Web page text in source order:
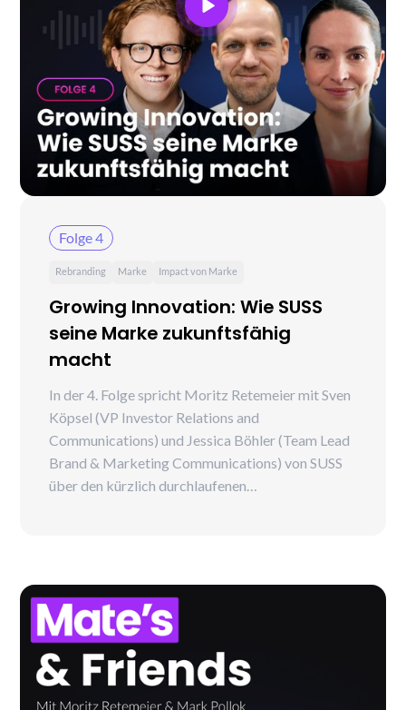
Folge 4
Rebranding Marke Impact von Marke
Growing Innovation: Wie SUSS
seine Marke zukunftsfähig
macht
In der 4. Folge spricht Moritz Retemeier mit Sven
Köpsel (VP Investor Relations and
Communications) und Jessica Böhler (Team Lead
Brand & Marketing Communications) von SUSS
über den kürzlich durchlaufenen
geändert haben und wie genau der Tag der
Launches gelaufen ist.